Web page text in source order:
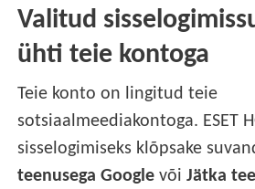
Valitud
ühti teie kontoga
Teie konto on lingitud teie
sotsiaalmeediakontoga. ESET
sisselogimiseks klõpsake
teenusega Google võiJätka